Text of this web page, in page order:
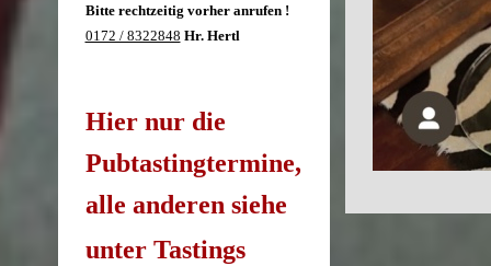
Bitte rechtzeitig vorher anrufen !
0172 / 8322848 Hr. Hertl
Hier nur die
Pubtastingtermine,
alle anderen siehe
unter Tastings